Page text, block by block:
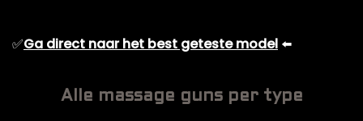
✅Ga direct naar het best geteste model ⬅️
Alle massage guns per type